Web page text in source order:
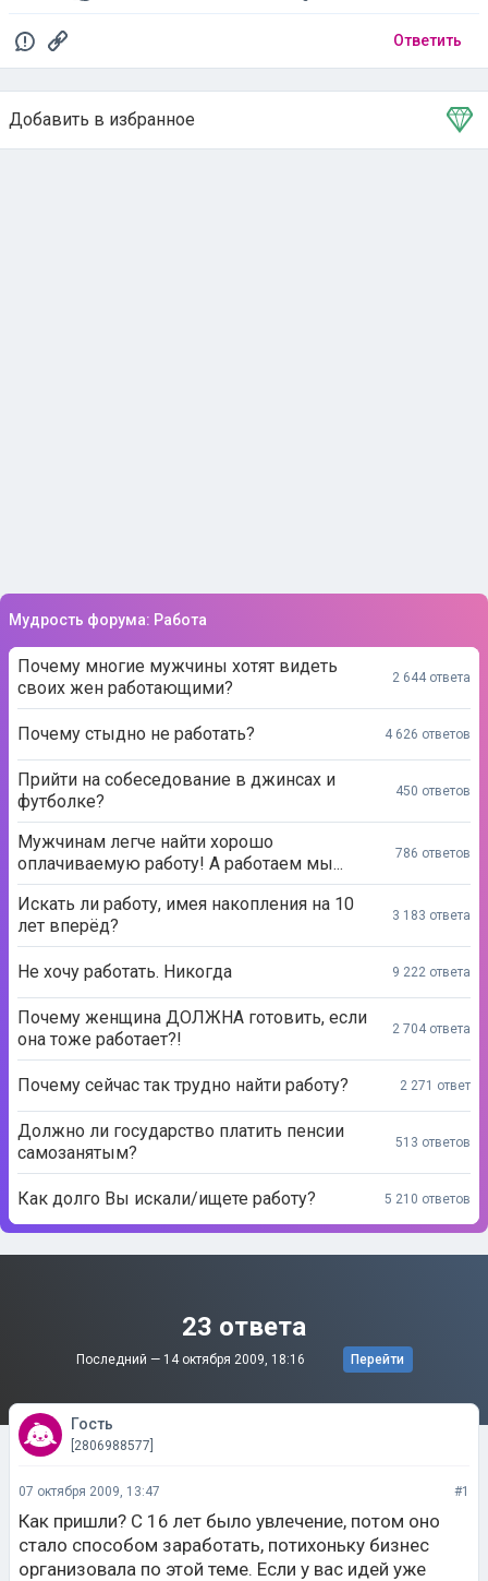
Ответить
Добавить в избранное
Тема в избранном
Мудрость форума: Работа
Почему многие мужчины хотят видеть
своих жен работающими?
2 644 ответа
Почему стыдно не работать? 4 626 ответов
Прийти на собеседование в джинсах и
футболке?
450 ответов
Мужчинам легче найти хорошо
оплачиваемую работу! А работаем мы...
786 ответов
Искать ли работу, имея накопления на 10
лет вперёд?
3 183 ответа
Не хочу работать. Никогда 9 222 ответа
Почему женщина ДОЛЖНА готовить, если
она тоже работает?!
2 704 ответа
Почему сейчас так трудно найти работу? 2 271 ответ
Должно ли государство платить пенсии
самозанятым?
513 ответов
Как долго Вы искали/ищете работу? 5 210 ответов
23 ответа
Последний — 14 октября 2009, 18:16 Перейти
Гость
[2806988577]
07 октября 2009, 13:47 #1
Как пришли? С 16 лет было увлечение, потом оно
стало способом заработать, потихоньку бизнес
организовала по этой теме. Если у вас идей уже